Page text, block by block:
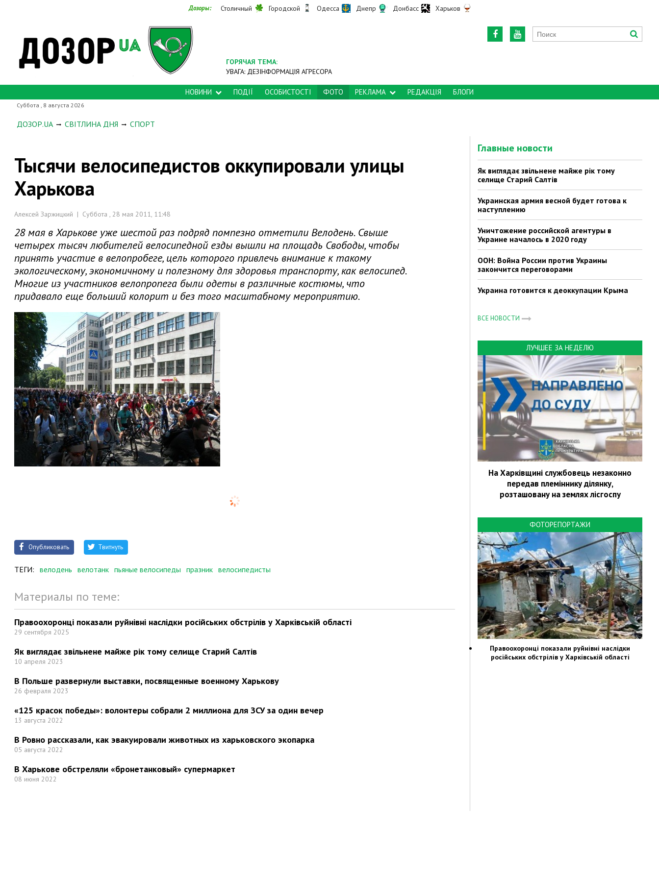
Дозоры: Столичный Городской Одесса Днепр Донбасс Харьков
ГОРЯЧАЯ ТЕМА:
УВАГА: ДЕЗІНФОРМАЦІЯ АГРЕСОРА
НОВИНИ ПОДІЇ ОСОБИСТОСТІ ФОТО РЕКЛАМА РЕДАКЦІЯ БЛОГИ
Суббота , 8 августа 2026
ДОЗОР.UA СВІТЛИНА ДНЯ СПОРТ
Тысячи велосипедистов оккупировали улицы
Харькова
Алексей Заржицкий | Суббота , 28 мая 2011, 11:48
28 мая в Харькове уже шестой раз подряд помпезно отметили Велодень. Свыше
четырех тысяч любителей велосипедной езды вышли на площадь Свободы, чтобы
принять участие в велопробеге, цель которого привлечь внимание к такому
экологическому, экономичному и полезному для здоровья транспорту, как велосипед.
Многие из участников велопропега были одеты в различные костюмы, что
придавало еще больший колорит и без того масштабному мероприятию.
Опубликовать Твитнуть
ТЕГИ: велодень велотанк пьяные велосипеды празник велосипедисты
Материалы по теме:
Правоохоронці показали руйнівні наслідки російських обстрілів у Харківській області
29 сентября 2025
Як виглядає звільнене майже рік тому селище Старий Салтів
10 апреля 2023
В Польше развернули выставки, посвященные военному Харькову
26 февраля 2023
«125 красок победы»: волонтеры собрали 2 миллиона для ЗСУ за один вечер
13 августа 2022
В Ровно рассказали, как эвакуировали животных из харьковского экопарка
05 августа 2022
В Харькове обстреляли «бронетанковый» супермаркет
08 июня 2022
Главные новости
Як виглядає звільнене майже рік тому
селище Старий Салтів
Украинская армия весной будет готова к
наступлению
Уничтожение российской агентуры в
Украине началось в 2020 году
ООН: Война России против Украины
закончится переговорами
Украина готовится к деоккупации Крыма
ВСЕ НОВОСТИ
ЛУЧШЕЕ ЗА НЕДЕЛЮ
На Харківщині службовець незаконно
передав племіннику ділянку,
розташовану на землях лісгоспу
ФОТОРЕПОРТАЖИ
Правоохоронці показали руйнівні наслідки
російських обстрілів у Харківській області